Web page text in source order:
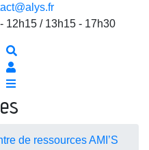
12h15 / 13h15 - 17h30
de ressources AMI’S